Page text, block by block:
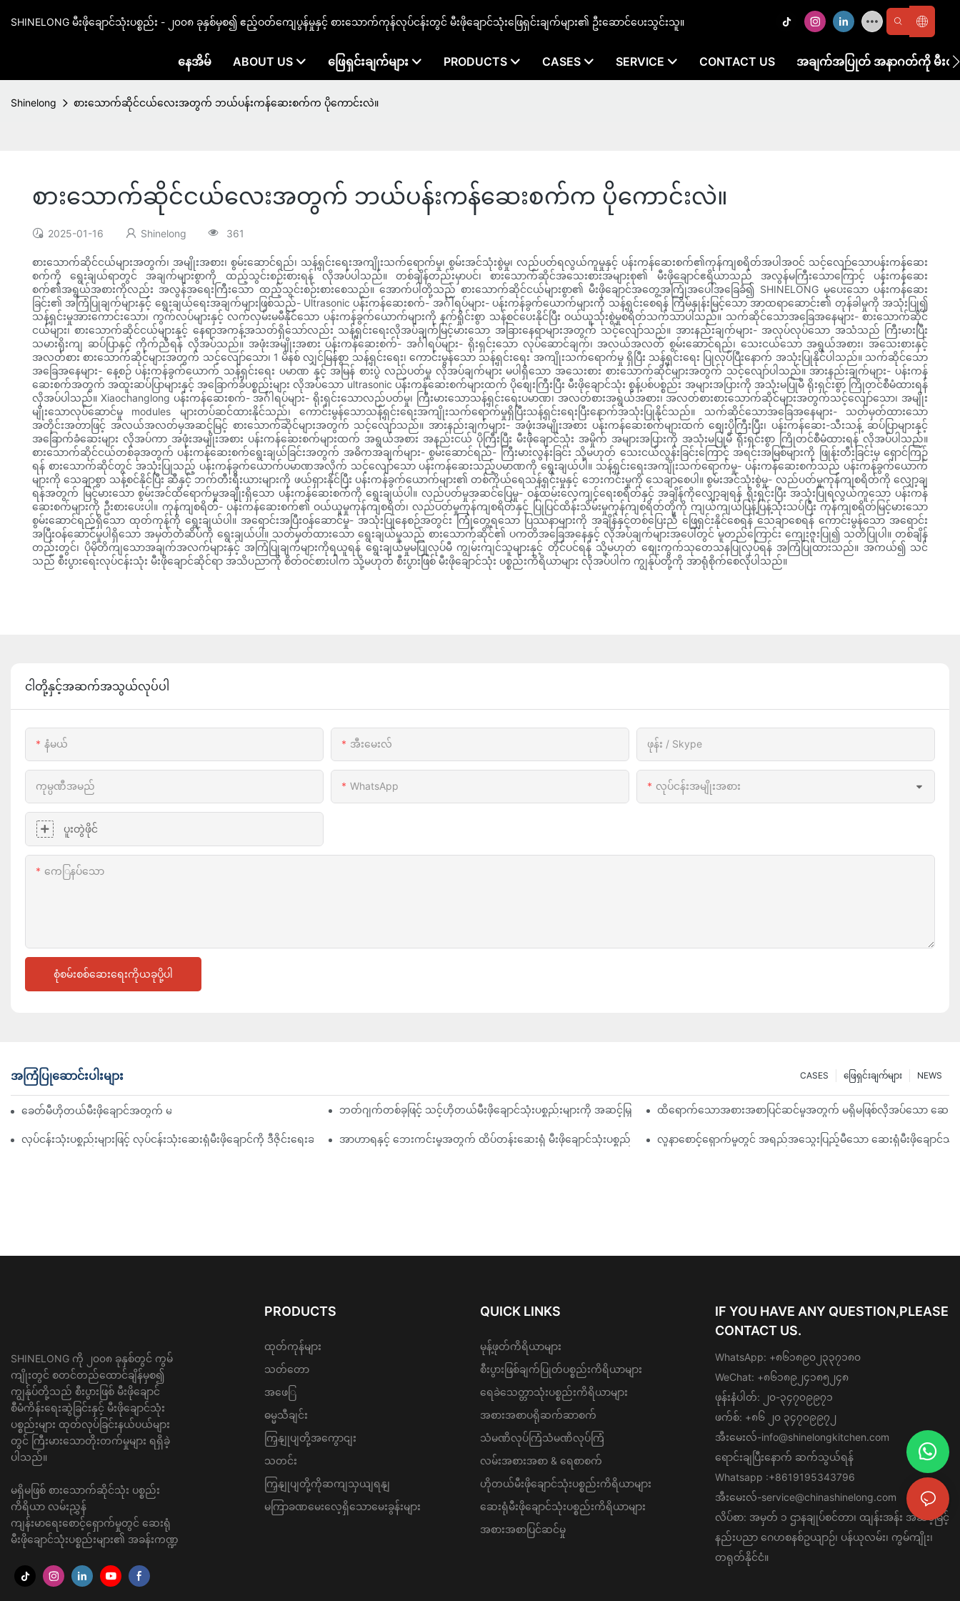
SHINELONG မီးဖိုချောင်သုံးပစ္စည်း - ၂၀၀၈ ခုနှစ်မှစ၍ ဧည့်ဝတ်ကျေပွန်မှုနှင့် စားသောက်ကုန်လုပ်ငန်းတွင် မီးဖိုချောင်သုံးဖြေရှင်းချက်များ၏ ဦးဆောင်ပေးသွင်းသူ။
နေအိမ် ABOUT US ဖြေရှင်းချက်များ PRODUCTS CASES SERVICE CONTACT US အချက်အပြုတ် အနာဂတ်ကို မီးထိုး
Shinelong စားသောက်ဆိုင်ငယ်လေးအတွက် ဘယ်ပန်းကန်ဆေးစက်က ပိုကောင်းလဲ။
စားသောက်ဆိုင်ငယ်လေးအတွက် ဘယ်ပန်းကန်ဆေးစက်က ပိုကောင်းလဲ။
2025-01-16 Shinelong 361
စားသောက်ဆိုင်ငယ်များအတွက်၊ အမျိုးအစား၊ စွမ်းဆောင်ရည်၊ သန့်ရှင်းရေးအကျိုးသက်ရောက်မှု၊ စွမ်းအင်သုံးစွဲမှု၊ လည်ပတ်ရလွယ်ကူမှုနှင့် ပန်းကန်ဆေးစက်၏ကုန်ကျစရိတ်အပါအဝင် သင့်လျော်သောပန်းကန်ဆေး
စက်ကို ရွေးချယ်ရာတွင် အချက်များစွာကို ထည့်သွင်းစဉ်းစားရန် လိုအပ်ပါသည်။ တစ်ချိန်တည်းမှာပင်၊ စားသောက်ဆိုင်အသေးစားအများစု၏ မီးဖိုချောင်ဧရိယာသည် အလွန်မကြီးသောကြောင့် ပန်းကန်ဆေး
စက်၏အရွယ်အစားကိုလည်း အလွန်အရေးကြီးသော ထည့်သွင်းစဉ်းစားစေသည်။ အောက်ပါတို့သည် စားသောက်ဆိုင်ငယ်များစွာ၏ မီးဖိုချောင်အတွေ့အကြုံအပေါ်အခြေခံ၍ SHINELONG မှပေးသော ပန်းကန်ဆေး
ခြင်း၏ အကြံပြုချက်များနှင့် ရွေးချယ်ရေးအချက်များဖြစ်သည်- Ultrasonic ပန်းကန်ဆေးစက်- အင်္ဂါရပ်များ- ပန်းကန်ခွက်ယောက်များကို သန့်ရှင်းစေရန် ကြိမ်နှုန်းမြင့်သော အာထရာဆောင်း၏ တုန်ခါမှုကို အသုံးပြု၍
သန့်ရှင်းမှုအားကောင်းသော၊ ကွက်လပ်များနှင့် လက်လှမ်းမမီနိုင်သော ပန်းကန်ခွက်ယောက်များကို နက်ရှိုင်းစွာ သန့်စင်ပေးနိုင်ပြီး ဝယ်ယူသုံးစွဲမှုစရိတ်သက်သာပါသည်။ သက်ဆိုင်သောအခြေအနေများ- စားသောက်ဆိုင်
ငယ်များ၊ စားသောက်ဆိုင်ငယ်များနှင့် နေရာအကန့်အသတ်ရှိသော်လည်း သန့်ရှင်းရေးလိုအပ်ချက်မြင့်မားသော အခြားနေရာများအတွက် သင့်လျော်သည်။ အားနည်းချက်များ- အလုပ်လုပ်သော အသံသည် ကြီးမားပြီး
သမားရိုးကျ ဆပ်ပြာနှင့် ကိုက်ညီရန် လိုအပ်သည်။ အဖုံးအမျိုးအစား ပန်းကန်ဆေးစက်- အင်္ဂါရပ်များ- ရိုးရှင်းသော လုပ်ဆောင်ချက်၊ အလယ်အလတ် စွမ်းဆောင်ရည်၊ သေးငယ်သော အရွယ်အစား၊ အသေးစားနှင့်
အလတ်စား စားသောက်ဆိုင်များအတွက် သင့်လျော်သော၊ 1 မိနစ် လျှင်မြန်စွာ သန့်ရှင်းရေး၊ ကောင်းမွန်သော သန့်ရှင်းရေး အကျိုးသက်ရောက်မှု ရှိပြီး သန့်ရှင်းရေး ပြုလုပ်ပြီးနောက် အသုံးပြုနိုင်ပါသည်။ သက်ဆိုင်သော
အခြေအနေများ- နေ့စဉ် ပန်းကန်ခွက်ယောက် သန့်ရှင်းရေး ပမာဏ နှင့် အမြန် စားပွဲ လည်ပတ်မှု လိုအပ်ချက်များ မပါရှိသော အသေးစား စားသောက်ဆိုင်များအတွက် သင့်လျော်ပါသည်။ အားနည်းချက်များ- ပန်းကန်
ဆေးစက်အတွက် အထူးဆပ်ပြာများနှင့် အခြောက်ခံပစ္စည်းများ လိုအပ်သော ultrasonic ပန်းကန်ဆေးစက်များထက် ပိုစျေးကြီးပြီး မီးဖိုချောင်သုံး စွန့်ပစ်ပစ္စည်း အများအပြားကို အသုံးမပြုမီ ရိုးရှင်းစွာ ကြိုတင်စီမံထားရန်
လိုအပ်ပါသည်။ Xiaochanglong ပန်းကန်ဆေးစက်- အင်္ဂါရပ်များ- ရိုးရှင်းသောလည်ပတ်မှု၊ ကြီးမားသောသန့်ရှင်းရေးပမာဏ၊ အလတ်စားအရွယ်အစား၊ အလတ်စားစားသောက်ဆိုင်များအတွက်သင့်လျော်သော၊ အမျိုး
မျိုးသောလုပ်ဆောင်မှု modules များတပ်ဆင်ထားနိုင်သည်၊ ကောင်းမွန်သောသန့်ရှင်းရေးအကျိုးသက်ရောက်မှုရှိပြီးသန့်ရှင်းရေးပြီးနောက်အသုံးပြုနိုင်သည်။ သက်ဆိုင်သောအခြေအနေများ- သတ်မှတ်ထားသော
အတိုင်းအတာဖြင့် အလယ်အလတ်မှအဆင့်မြင့် စားသောက်ဆိုင်များအတွက် သင့်လျော်သည်။ အားနည်းချက်များ- အဖုံးအမျိုးအစား ပန်းကန်ဆေးစက်များထက် စျေးပိုကြီးပြီး၊ ပန်းကန်ဆေး-သီးသန့် ဆပ်ပြာများနှင့်
အခြောက်ခံဆေးများ လိုအပ်ကာ အဖုံးအမျိုးအစား ပန်းကန်ဆေးစက်များထက် အရွယ်အစား အနည်းငယ် ပိုကြီးပြီး မီးဖိုချောင်သုံး အမှိုက် အများအပြားကို အသုံးမပြုမီ ရိုးရှင်းစွာ ကြိုတင်စီမံထားရန် လိုအပ်ပါသည်။
စားသောက်ဆိုင်ငယ်တစ်ခုအတွက် ပန်းကန်ဆေးစက်ရွေးချယ်ခြင်းအတွက် အဓိကအချက်များ- စွမ်းဆောင်ရည်- ကြီးမားလွန်းခြင်း သို့မဟုတ် သေးငယ်လွန်းခြင်းကြောင့် အရင်းအမြစ်များကို ဖြုန်းတီးခြင်းမှ ရှောင်ကြဉ်
ရန် စားသောက်ဆိုင်တွင် အသုံးပြုသည့် ပန်းကန်ခွက်ယောက်ပမာဏအလိုက် သင့်လျော်သော ပန်းကန်ဆေးသည့်ပမာဏကို ရွေးချယ်ပါ။ သန့်ရှင်းရေးအကျိုးသက်ရောက်မှု- ပန်းကန်ဆေးစက်သည် ပန်းကန်ခွက်ယောက်
များကို သေချာစွာ သန့်စင်နိုင်ပြီး ဆီနှင့် ဘက်တီးရီးယားများကို ဖယ်ရှားနိုင်ပြီး ပန်းကန်ခွက်ယောက်များ၏ တစ်ကိုယ်ရေသန့်ရှင်းမှုနှင့် ဘေးကင်းမှုကို သေချာစေပါ။ စွမ်းအင်သုံးစွဲမှု- လည်ပတ်မှုကုန်ကျစရိတ်ကို လျှော့ချ
ရန်အတွက် မြင့်မားသော စွမ်းအင်ထိရောက်မှုအချိုးရှိသော ပန်းကန်ဆေးစက်ကို ရွေးချယ်ပါ။ လည်ပတ်မှုအဆင်ပြေမှု- ဝန်ထမ်းလေ့ကျင့်ရေးစရိတ်နှင့် အချိန်ကိုလျှော့ချရန် ရိုးရှင်းပြီး အသုံးပြုရလွယ်ကူသော ပန်းကန်
ဆေးစက်များကို ဦးစားပေးပါ။ ကုန်ကျစရိတ်- ပန်းကန်ဆေးစက်၏ ဝယ်ယူမှုကုန်ကျစရိတ်၊ လည်ပတ်မှုကုန်ကျစရိတ်နှင့် ပြုပြင်ထိန်းသိမ်းမှုကုန်ကျစရိတ်တို့ကို ကျယ်ကျယ်ပြန့်ပြန့်သုံးသပ်ပြီး ကုန်ကျစရိတ်မြင့်မားသော
စွမ်းဆောင်ရည်ရှိသော ထုတ်ကုန်ကို ရွေးချယ်ပါ။ အရောင်းအပြီးဝန်ဆောင်မှု- အသုံးပြုနေစဉ်အတွင်း ကြုံတွေ့ရသော ပြဿနာများကို အချိန်နှင့်တစ်ပြေးညီ ဖြေရှင်းနိုင်စေရန် သေချာစေရန် ကောင်းမွန်သော အရောင်း
အပြီးဝန်ဆောင်မှုပါရှိသော အမှတ်တံဆိပ်ကို ရွေးချယ်ပါ။ သတ်မှတ်ထားသော ရွေးချယ်မှုသည် စားသောက်ဆိုင်၏ ပကတိအခြေအနေနှင့် လိုအပ်ချက်များအပေါ်တွင် မူတည်ကြောင်း ကျေးဇူးပြု၍ သတိပြုပါ။ တစ်ချိန်
တည်းတွင်၊ ပိုမိုတိကျသောအချက်အလက်များနှင့် အကြံပြုချက်များကိုရယူရန် ရွေးချယ်မှုမပြုလုပ်မီ ကျွမ်းကျင်သူများနှင့် တိုင်ပင်ရန် သို့မဟုတ် စျေးကွက်သုတေသနပြုလုပ်ရန် အကြံပြုထားသည်။ အကယ်၍ သင်
သည် စီးပွားရေးလုပ်ငန်းသုံး မီးဖိုချောင်ဆိုင်ရာ အသိပညာကို စိတ်ဝင်စားပါက သို့မဟုတ် စီးပွားဖြစ် မီးဖိုချောင်သုံး ပစ္စည်းကိရိယာများ လိုအပ်ပါက ကျွန်ုပ်တို့ကို အာရုံစိုက်စေလိုပါသည်။
ငါတို့နှင့်အဆက်အသွယ်လုပ်ပါ
နံမယ် အီးမေးလ် ဖုန်း / Skype
ကုမ္ပဏီအမည် WhatsApp လုပ်ငန်းအမျိုးအစား
ပူးတွဲဖိုင်
ကေြနပ်သော
စုံစမ်းစစ်ဆေးရေးကိုယခုပို့ပါ
အကြံပြုဆောင်းပါးများ NEWS
ဖြေရှင်းချက်များ
CASES
ခေတ်မီဟိုတယ်မီးဖိုချောင်အတွက် မရှိမဖြစ် လုပ်ငန်းသုံး ဟင်းချက်ကိရိယာ ဘတ်ဂျက်တစ်ခုဖြင့် သင့်ဟိုတယ်မီးဖိုချောင်သုံးပစ္စည်းများကို အဆင့်မြှင့်တင်နည်းထိရောက်သောအစားအစာပြင်ဆင်မှုအတွက် မရှိမဖြစ်လိုအပ်သော ဆေးရုံမီးဖို
လုပ်ငန်းသုံးပစ္စည်းများဖြင့် လုပ်ငန်းသုံးဆေးရုံမီးဖိုချောင်ကို ဒီဇိုင်းရေးဆွဲနည်း အာဟာရနှင့် ဘေးကင်းမှုအတွက် ထိပ်တန်းဆေးရုံ မီးဖိုချောင်သုံးပစ္စည်း လူနာစောင့်ရှောက်မှုတွင် အရည်အသွေးပြည့်မီသော ဆေးရုံမီးဖိုချောင်သုံးပ
SHINELONG ကို ၂၀၀၈ ခုနှစ်တွင် ကွမ်
ကျိုးတွင် စတင်တည်ထောင်ချိန်မှစ၍
ကျွန်ုပ်တို့သည် စီးပွားဖြစ် မီးဖိုချောင်
စီမံကိန်းရေးဆွဲခြင်းနှင့် မီးဖိုချောင်သုံး
ပစ္စည်းများ ထုတ်လုပ်ခြင်းနယ်ပယ်များ
တွင် ကြီးမားသောတိုးတက်မှုများ ရရှိခဲ့
ပါသည်။
မရှိမဖြစ် စားသောက်ဆိုင်သုံး ပစ္စည်း
ကိရိယာ လမ်းညွှန်
ကျန်းမာရေးစောင့်ရှောက်မှုတွင် ဆေးရုံ
မီးဖိုချောင်သုံးပစ္စည်းများ၏ အခန်းကဏ္ဍ
PRODUCTS
ထုတ်ကုန်များ
သတ်တော
အဖေြ
ဓမ္မသီချင်း
ကြှနျုပျတို့အကွောငျး
သတင်း
ကြှနျုပျတို့ကိုဆကျသှယျရနျ
မကြာခဏမေးလေ့ရှိသောမေးခွန်းများ
QUICK LINKS
မုန့်ဖုတ်ကိရိယာများ
စီးပွားဖြစ်ချက်ပြုတ်ပစ္စည်းကိရိယာများ
ရေခဲသေတ္တာသုံးပစ္စည်းကိရိယာများ
အစားအစာပရိုဆက်ဆာစက်
သံမဏိလုပ်ကြံသံမဏိလုပ်ကြံ
လမ်းအစားအစာ & ရေစာစက်
ဟိုတယ်မီးဖိုချောင်သုံးပစ္စည်းကိရိယာများ
ဆေးရုံမီးဖိုချောင်သုံးပစ္စည်းကိရိယာများ
အစားအစာပြင်ဆင်မှု
IF YOU HAVE ANY QUESTION,PLEASE
CONTACT US.
WhatsApp: +၈၆၁၈၉၀၂၃၃၇၁၈၀
WeChat: +၈၆၁၈၉၂၄၁၈၅၂၄၈
ဖုန်းနံပါတ်: ၂၀-၃၄၇၀၉၉၇၁
ဖက်စ်: +၈၆ ၂၀ ၃၄၇၀၉၉၇၂
အီးမေးလ်-info@shinelongkitchen.com
ရောင်းချပြီးနောက် ဆက်သွယ်ရန်
Whatsapp :+8619195343796
အီးမေးလ်-service@chinashinelong.com
လိပ်စာ: အမှတ် ၁ ဌာနချုပ်စင်တာ၊ ထျန်းအန်း အဆင့်မြင့်
နည်းပညာ ဂေဟစနစ်ဥယျာဉ်၊ ပန်ယုလမ်း၊ ကွမ်ကျိုး၊
တရုတ်နိုင်ငံ။